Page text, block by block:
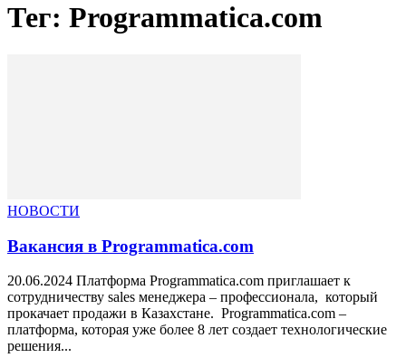
Тег: Programmatica.сom
НОВОСТИ
Вакансия в Programmatica.сom
20.06.2024 Платформа Programmatica.сom приглашает к
сотрудничеству sales менеджера – профессионала, который
прокачает продажи в Казахстане. Programmatica.сom –
платформа, которая уже более 8 лет создает технологические
решения...